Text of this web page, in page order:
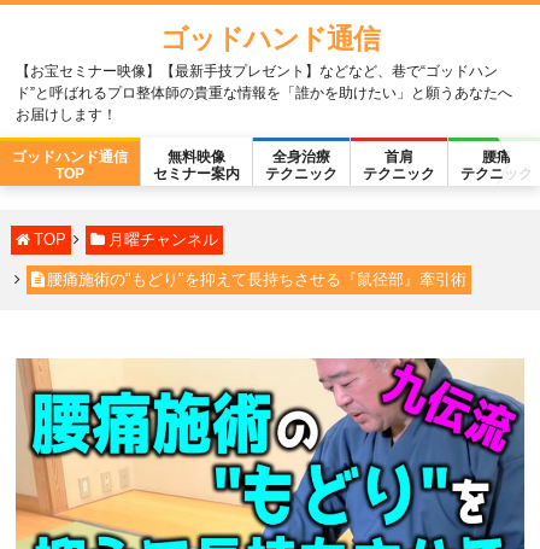
ゴッドハンド通信
【お宝セミナー映像】【最新手技プレゼント】などなど、巷で“ゴッドハン
ド”と呼ばれるプロ整体師の貴重な情報を「誰かを助けたい」と願うあなたへ
お届けします！
ゴッドハンド通信
TOP
無料映像
セミナー案内
全身治療
テクニック
首肩
テクニック
腰痛
テクニック
TOP 月曜チャンネル
腰痛施術の"もどり"を抑えて長持ちさせる『鼠径部』牽引術